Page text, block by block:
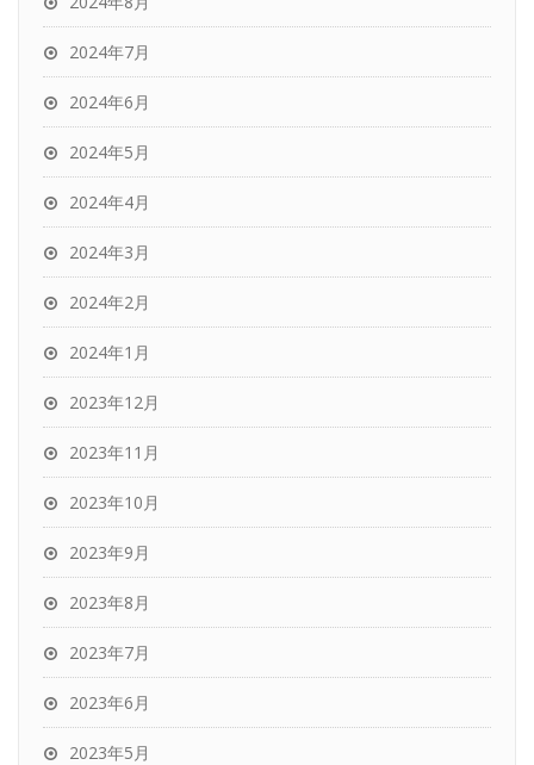
2024年7月
2024年6月
2024年5月
2024年4月
2024年3月
2024年2月
2024年1月
2023年12月
2023年11月
2023年10月
2023年9月
2023年8月
2023年7月
2023年6月
2023年5月